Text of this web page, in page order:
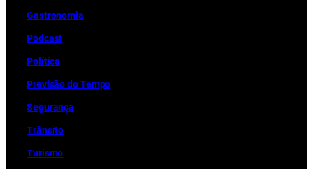
Gastronomia
Podcast
Política
Previsão do Tempo
Segurança
Trânsito
Turismo